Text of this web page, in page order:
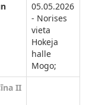
05.05.2026
- Norises
vieta
Hokeja
halle
Mogo;
II